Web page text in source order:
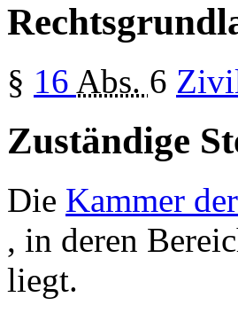
§ 16 Abs. 6
Zuständige
Die Kammer
, in deren
liegt.